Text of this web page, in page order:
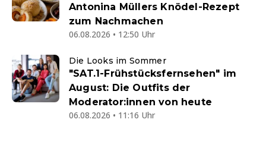
Antonina Müllers Knödel-Rezept
zum Nachmachen
06.08.2026 • 12:50 Uhr
Die Looks im Sommer
"SAT.1-Frühstücksfernsehen" im
August: Die Outfits der
Moderator:innen von heute
06.08.2026 • 11:16 Uhr